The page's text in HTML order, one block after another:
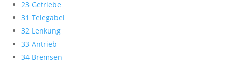
23 Getriebe
31 Telegabel
32 Lenkung
33 Antrieb
34 Bremsen